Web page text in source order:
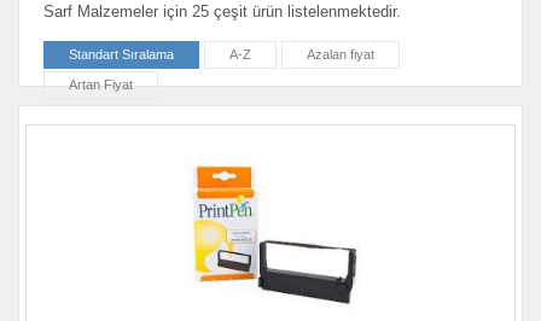
Sarf Malzemeler için 25 çeşit ürün listelenmektedir.
Standart Sıralama A-Z Azalan fiyat
Artan Fiyat